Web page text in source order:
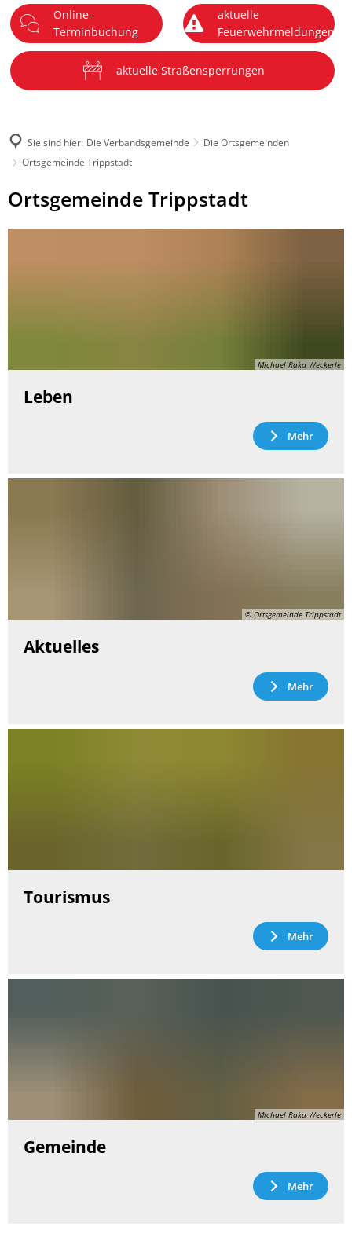
Menü
Online-
Terminbuchung
aktuelle
Feuerwehrmeldungen
aktuelle Straßensperrungen
Sie sind hier: Die Verbandsgemeinde
Die Ortsgemeinden
Ortsgemeinde Trippstadt
Ortsgemeinde
Trippstadt
Ortsgemeinde Trippstadt
Michael Raka Weckerle
Leben
Mehr
© Ortsgemeinde Trippstadt
Aktuelles
Mehr
Tourismus
Mehr
Michael Raka Weckerle
Gemeinde
Mehr